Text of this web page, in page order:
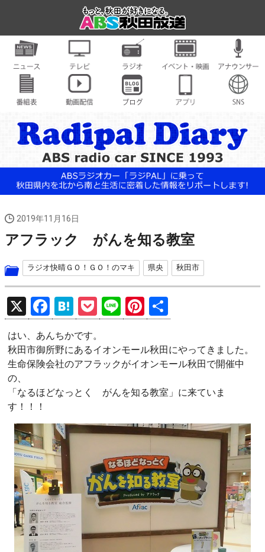
2019年11月16日
アフラック がんを知る教室
ラジオ快晴ＧＯ！ＧＯ！のマキ 県央 秋田市
X
F
a
ce
b
o
k
H
at
e
n
P
o
ck
et
Li
n
e
Pi
nt
er
es
有
はい、あんちかです。
秋田市御所野にあるイオンモール秋田にやってきました。
生命保険会社のアフラックがイオンモール秋田で開催中
の、
「なるほどなっとく がんを知る教室」に来ていま
す！！！